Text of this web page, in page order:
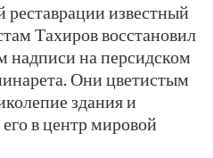
известный
Тахиров восстановил
надписи на персидском
Они цветистым
здания и
в центр мировой